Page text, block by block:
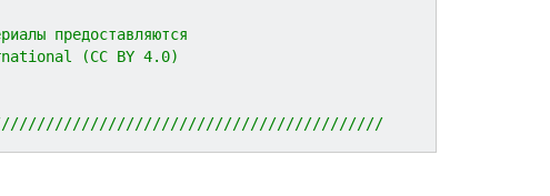
предоставляются
(CC BY 4.0)